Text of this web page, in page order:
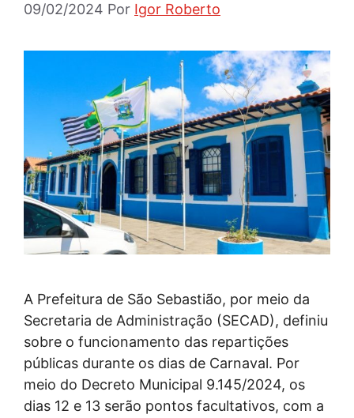
09/02/2024 Por Igor Roberto
A Prefeitura de São Sebastião, por meio da
Secretaria de Administração (SECAD), definiu
sobre o funcionamento das repartições
públicas durante os dias de Carnaval. Por
meio do Decreto Municipal 9.145/2024, os
dias 12 e 13 serão pontos facultativos, com a